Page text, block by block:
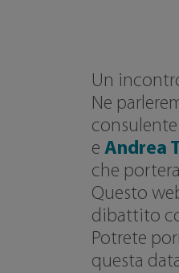
Un
Ne
e Andrea
che
Questo
dibattito
Potrete
questa